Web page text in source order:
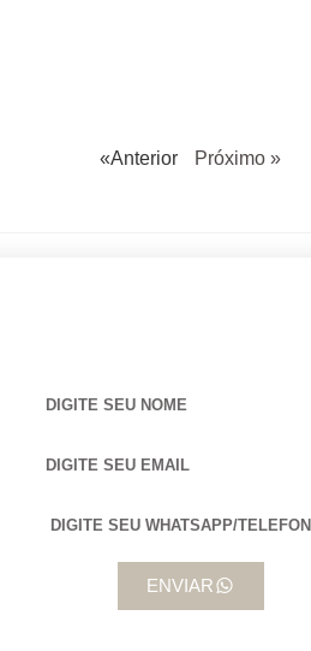
«Anterior Próximo »
ENVIAR